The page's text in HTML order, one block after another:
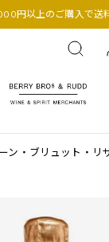
円以上のご購入で送
BROS. &
ン・ブリュット・リ